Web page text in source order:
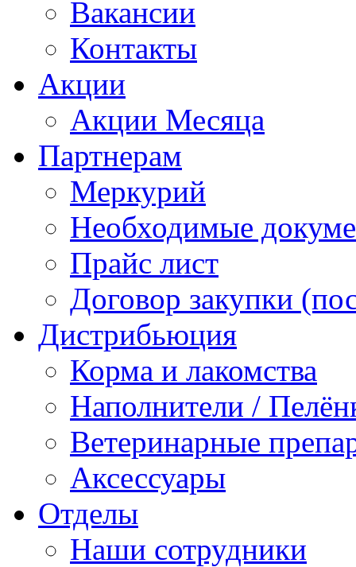
Вакансии
Контакты
Акции
Акции Месяца
Партнерам
Меркурий
Необходимые
Прайс лист
Договор закупки
Дистрибьюция
Корма и лакомства
Наполнители /
Ветеринарные
Аксессуары
Отделы
Наши сотрудники